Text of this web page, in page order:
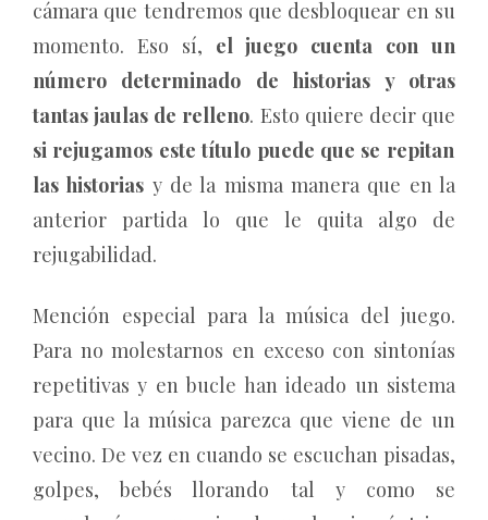
cámara que tendremos que desbloquear en su
momento. Eso sí, el juego cuenta con un
número determinado de historias y otras
tantas jaulas de relleno. Esto quiere decir que
si rejugamos este título puede que se repitan
las historias y de la misma manera que en la
anterior partida lo que le quita algo de
rejugabilidad.
Mención especial para la música del juego.
Para no molestarnos en exceso con sintonías
repetitivas y en bucle han ideado un sistema
para que la música parezca que viene de un
vecino. De vez en cuando se escuchan pisadas,
golpes, bebés llorando tal y como se